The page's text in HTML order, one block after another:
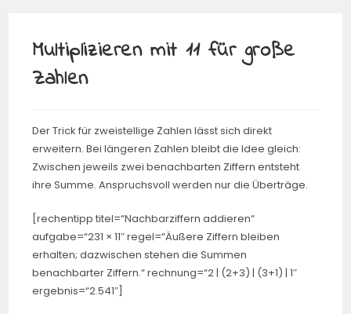
Multiplizieren mit 11 für große
Zahlen
Der Trick für zweistellige Zahlen lässt sich direkt
erweitern. Bei längeren Zahlen bleibt die Idee gleich:
Zwischen jeweils zwei benachbarten Ziffern entsteht
ihre Summe. Anspruchsvoll werden nur die Überträge.
[rechentipp titel=“Nachbarziffern addieren“
aufgabe=“231 × 11″ regel=“Äußere Ziffern bleiben
erhalten; dazwischen stehen die Summen
benachbarter Ziffern.“ rechnung=“2 | (2+3) | (3+1) | 1″
ergebnis=“2.541″]